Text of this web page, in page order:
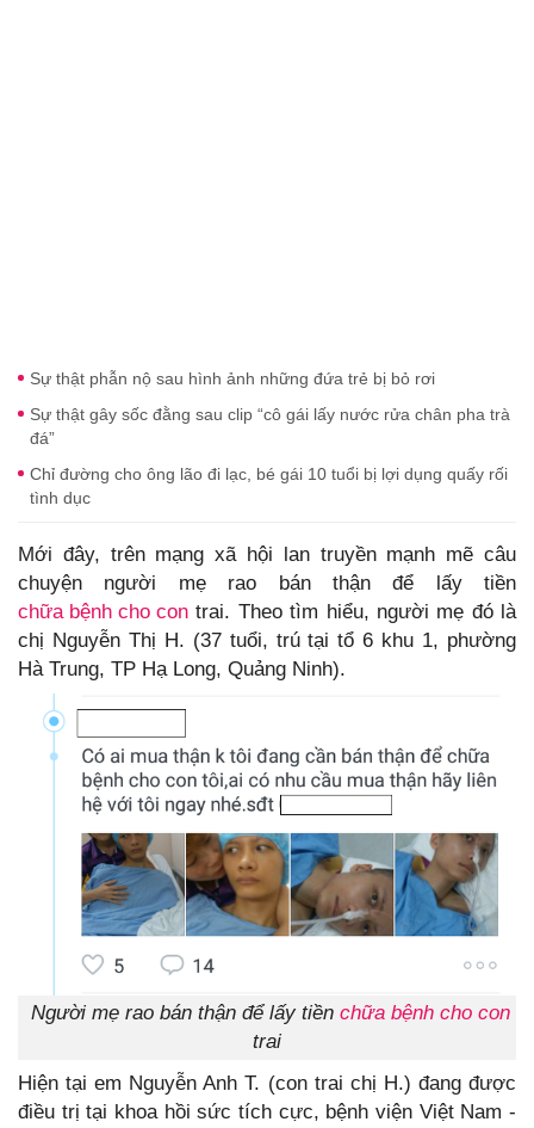
Sự thật phẫn nộ sau hình ảnh những đứa trẻ bị bỏ rơi
Sự thật gây sốc đằng sau clip “cô gái lấy nước rửa chân pha trà
đá”
Chỉ đường cho ông lão đi lạc, bé gái 10 tuổi bị lợi dụng quấy rối
tình dục
Mới đây, trên mạng xã hội lan truyền mạnh mẽ câu
chuyện người mẹ rao bán thận để lấy tiền
chữa bệnh cho con trai. Theo tìm hiểu, người mẹ đó là
chị Nguyễn Thị H. (37 tuổi, trú tại tổ 6 khu 1, phường
Hà Trung, TP Hạ Long, Quảng Ninh).
Người mẹ rao bán thận để lấy tiền chữa bệnh cho con
trai
Hiện tại em Nguyễn Anh T. (con trai chị H.) đang được
điều trị tại khoa hồi sức tích cực, bệnh viện Việt Nam -